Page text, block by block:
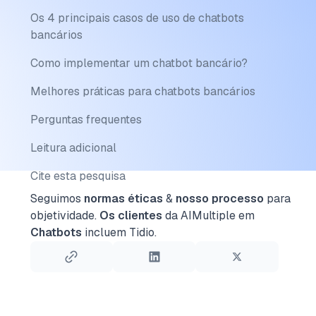
Os 4 principais casos de uso de chatbots
bancários
Como implementar um chatbot bancário?
Melhores práticas para chatbots bancários
Perguntas frequentes
Leitura adicional
Cite esta pesquisa
Seguimos normas éticas & nosso processo para
objetividade. Os clientes da AIMultiple em
Chatbots incluem Tidio.